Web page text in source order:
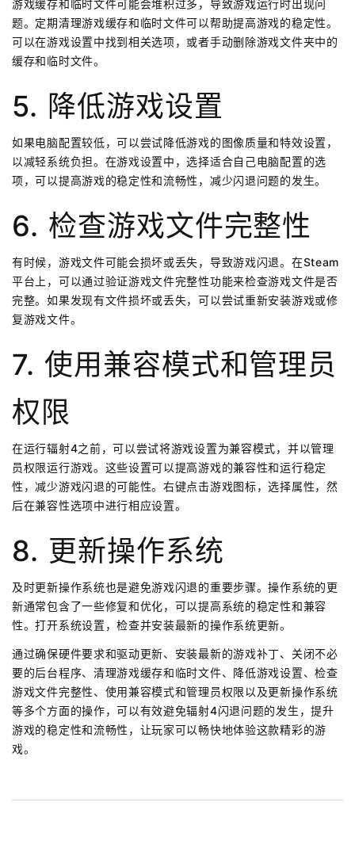
游戏缓存和临时文件可能会堆积过多，导致游戏运行时出现问
题。定期清理游戏缓存和临时文件可以帮助提高游戏的稳定性。
可以在游戏设置中找到相关选项，或者手动删除游戏文件夹中的
缓存和临时文件。
5. 降低游戏设置
如果电脑配置较低，可以尝试降低游戏的图像质量和特效设置，
以减轻系统负担。在游戏设置中，选择适合自己电脑配置的选
项，可以提高游戏的稳定性和流畅性，减少闪退问题的发生。
6. 检查游戏文件完整性
有时候，游戏文件可能会损坏或丢失，导致游戏闪退。在Steam
平台上，可以通过验证游戏文件完整性功能来检查游戏文件是否
完整。如果发现有文件损坏或丢失，可以尝试重新安装游戏或修
复游戏文件。
7. 使用兼容模式和管理员
权限
在运行辐射4之前，可以尝试将游戏设置为兼容模式，并以管理
员权限运行游戏。这些设置可以提高游戏的兼容性和运行稳定
性，减少游戏闪退的可能性。右键点击游戏图标，选择属性，然
后在兼容性选项中进行相应设置。
8. 更新操作系统
及时更新操作系统也是避免游戏闪退的重要步骤。操作系统的更
新通常包含了一些修复和优化，可以提高系统的稳定性和兼容
性。打开系统设置，检查并安装最新的操作系统更新。
通过确保硬件要求和驱动更新、安装最新的游戏补丁、关闭不必
要的后台程序、清理游戏缓存和临时文件、降低游戏设置、检查
游戏文件完整性、使用兼容模式和管理员权限以及更新操作系统
等多个方面的操作，可以有效避免辐射4闪退问题的发生，提升
游戏的稳定性和流畅性，让玩家可以畅快地体验这款精彩的游
戏。